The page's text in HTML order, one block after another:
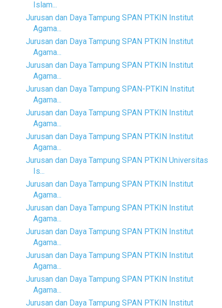
Islam...
Jurusan dan Daya Tampung SPAN PTKIN Institut
Agama...
Jurusan dan Daya Tampung SPAN PTKIN Institut
Agama...
Jurusan dan Daya Tampung SPAN PTKIN Institut
Agama...
Jurusan dan Daya Tampung SPAN-PTKIN Institut
Agama...
Jurusan dan Daya Tampung SPAN PTKIN Institut
Agama...
Jurusan dan Daya Tampung SPAN PTKIN Institut
Agama...
Jurusan dan Daya Tampung SPAN PTKIN Universitas
Is...
Jurusan dan Daya Tampung SPAN PTKIN Institut
Agama...
Jurusan dan Daya Tampung SPAN PTKIN Institut
Agama...
Jurusan dan Daya Tampung SPAN PTKIN Institut
Agama...
Jurusan dan Daya Tampung SPAN PTKIN Institut
Agama...
Jurusan dan Daya Tampung SPAN PTKIN Institut
Agama...
Jurusan dan Daya Tampung SPAN PTKIN Institut